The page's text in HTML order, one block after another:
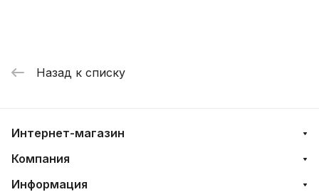
Назад к списку
Интернет-магазин
Компания
Информация